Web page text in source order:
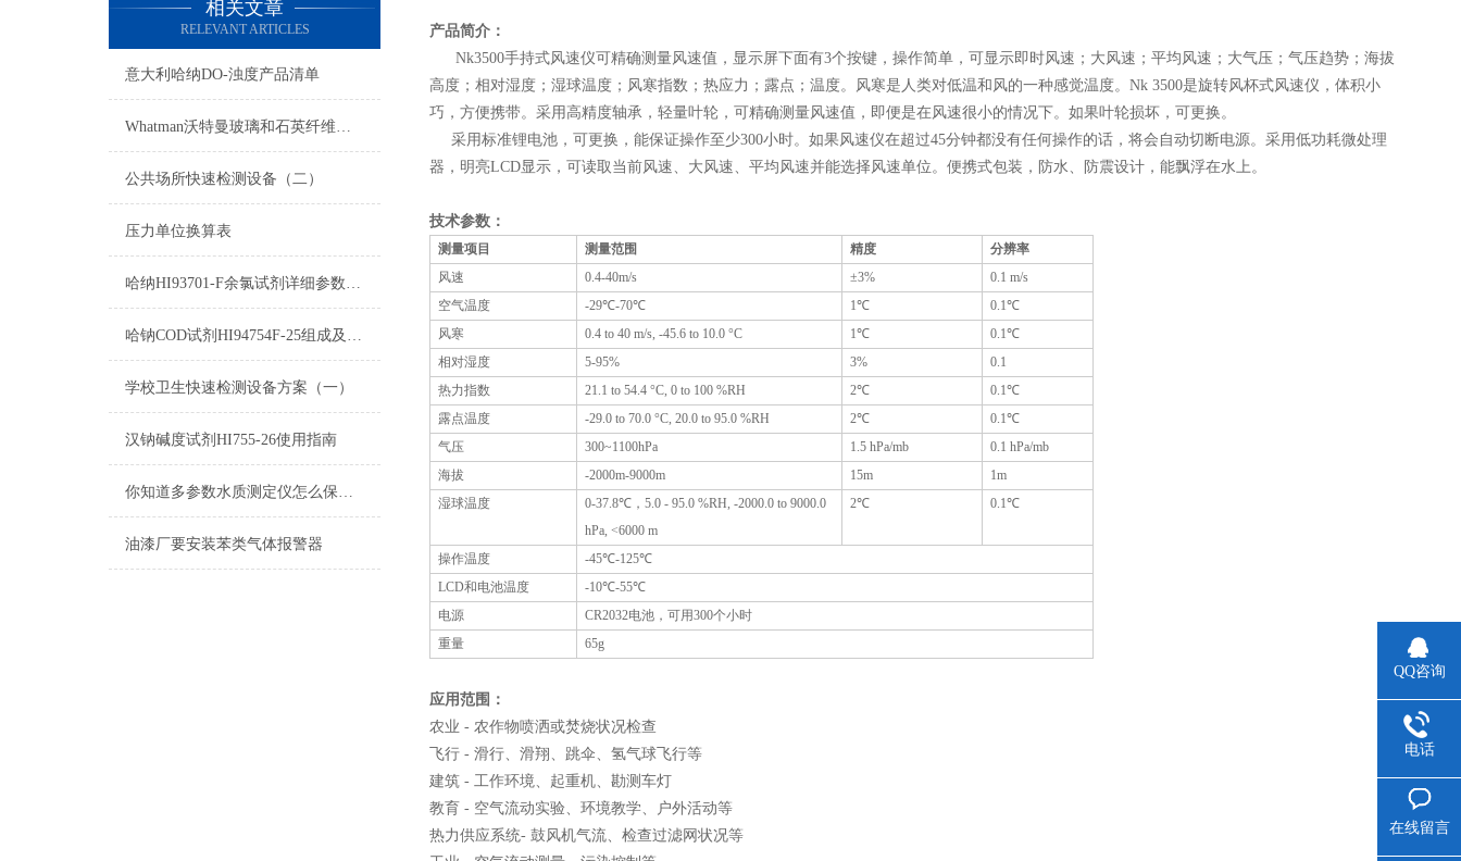
相关文章
RELEVANT ARTICLES
意大利哈纳DO-浊度产品清单
Whatman沃特曼玻璃和石英纤维滤纸/滤膜
公共场所快速检测设备（二）
压力单位换算表
哈纳HI93701-F余氯试剂详细参数及测量原理
哈钠COD试剂HI94754F-25组成及测量范围
学校卫生快速检测设备方案（一）
汉钠碱度试剂HI755-26使用指南
你知道多参数水质测定仪怎么保养吗？
油漆厂要安装苯类气体报警器
产品简介：
Nk3500手持式风速仪可精确测量风速值，显示屏下面有3个按键，操作简单，可显示即时风速；大风速；平均风速；大气压；气压趋势；海拔
高度；相对湿度；湿球温度；风寒指数；热应力；露点；温度。风寒是人类对低温和风的一种感觉温度。Nk 3500是旋转风杯式风速仪，体积小
巧，方便携带。采用高精度轴承，轻量叶轮，可精确测量风速值，即便是在风速很小的情况下。如果叶轮损坏，可更换。
采用标准锂电池，可更换，能保证操作至少300小时。如果风速仪在超过45分钟都没有任何操作的话，将会自动切断电源。采用低功耗微处理
器，明亮LCD显示，可读取当前风速、大风速、平均风速并能选择风速单位。便携式包装，防水、防震设计，能飘浮在水上。
技术参数：
测量项目 测量范围 精度
分辨率
风速
0.4-40m/s ±3%
0.1 m/s
空气温度
-29℃-70℃ 1℃ 0.1℃
风寒
0.4 to 40 m/s, -45.6 to 10.0 °C 1℃ 0.1℃
相对湿度
5-95% 3%
0.1
热力指数
21.1 to 54.4 °C, 0 to 100 %RH 2℃ 0.1℃
露点温度
-29.0 to 70.0 °C, 20.0 to 95.0 %RH 2℃ 0.1℃
气压
300~1100hPa 1.5 hPa/mb
0.1 hPa/mb
海拔
-2000m-9000m 15m
1m
湿球温度
0-37.8℃，5.0 - 95.0 %RH, -2000.0 to 9000.0
hPa, <6000 m
2℃ 0.1℃
操作温度 -45℃-125℃
LCD和电池温度 -10℃-55℃
电源
CR2032电池，可用300个小时
重量
65g
应用范围：
农业 - 农作物喷洒或焚烧状况检查
飞行 - 滑行、滑翔、跳伞、氢气球飞行等
建筑 - 工作环境、起重机、勘测车灯
教育 - 空气流动实验、环境教学、户外活动等
热力供应系统- 鼓风机气流、检查过滤网状况等
QQ咨询
电话
在线留言